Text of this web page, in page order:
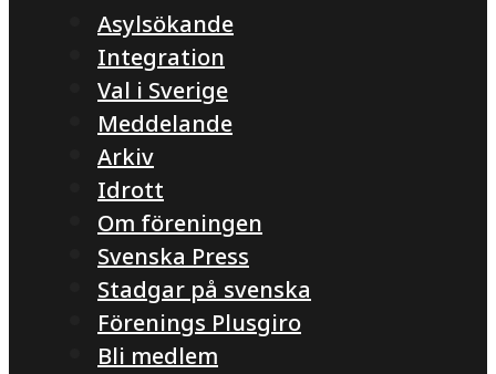
Asylsökande
Integration
Val i Sverige
Meddelande
Arkiv
Idrott
Om föreningen
Svenska Press
Stadgar på svenska
Förenings Plusgiro
Bli medlem